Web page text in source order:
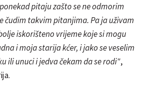
pitaju zašto se ne odmorim
čudim takvim pitanjima. Pa ja uživam
iskorišteno vrijeme koje si mogu
i moja starija kćer, i jako se veselim
ili unuci i jedva čekam da se rodi",